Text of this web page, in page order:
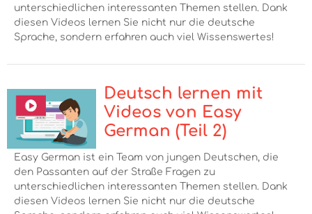
unterschiedlichen interessanten Themen stellen. Dank
diesen Videos lernen Sie nicht nur die deutsche
Sprache, sondern erfahren auch viel Wissenswertes!
Deutsch lernen mit
Videos von Easy
German (Teil 2)
Easy German ist ein Team von jungen Deutschen, die
den Passanten auf der Straße Fragen zu
unterschiedlichen interessanten Themen stellen. Dank
diesen Videos lernen Sie nicht nur die deutsche